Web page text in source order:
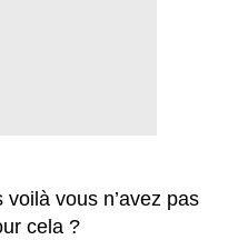
vous n’avez pas
cela ?